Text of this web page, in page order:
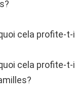
cela profite-
cela profite-